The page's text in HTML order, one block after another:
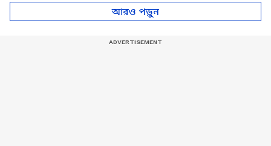
আজকের রাশিফল
আরও পড়ুন